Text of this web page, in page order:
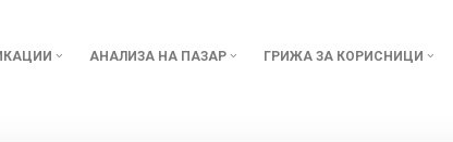
АНАЛИЗА НА ПАЗАР ГРИЖА ЗА КОРИСНИЦИ